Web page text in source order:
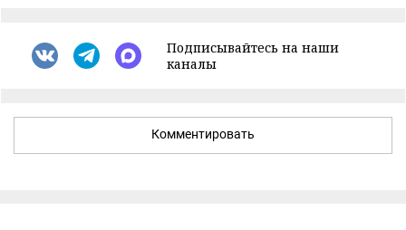
Подписывайтесь на наши
каналы
Комментировать